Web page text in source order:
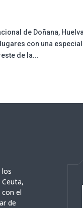
de Doñana,
con una
de la...
con el
de